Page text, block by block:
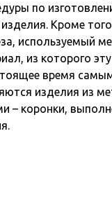
по
Кроме
используемый
из которого
время
изделия из
– коронки,